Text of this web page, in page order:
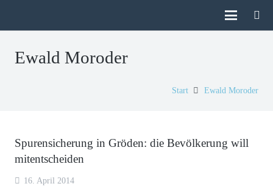
Ewald Moroder
Start Ewald Moroder
Spurensicherung in Gröden: die Bevölkerung will
mitentscheiden
16. April 2014